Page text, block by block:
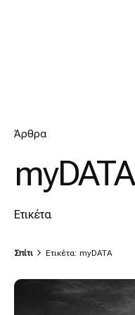
Άρθρα
myDATA
Ετικέτα
Σπίτι Ετικέτα: myDATA